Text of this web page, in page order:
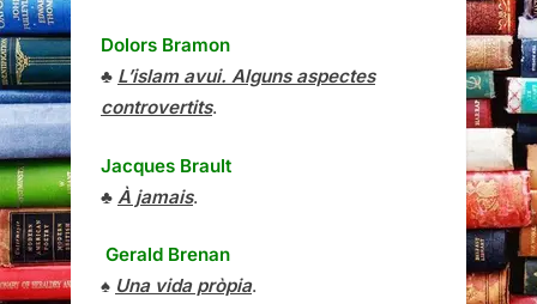
Dolors Bramon
♣ L’islam avui. Alguns aspectes
controvertits.
Jacques Brault
♣ À jamais.
Gerald Brenan
♠ Una vida pròpia.